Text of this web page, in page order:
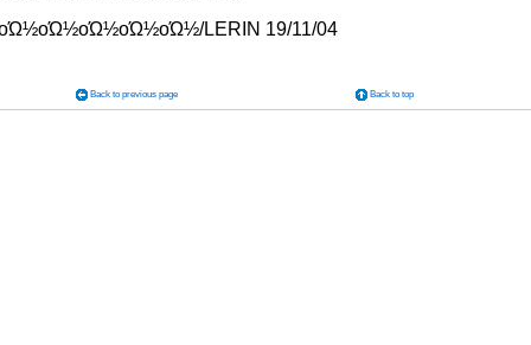
LERIN 19/11/04
Back to previous page Back to top